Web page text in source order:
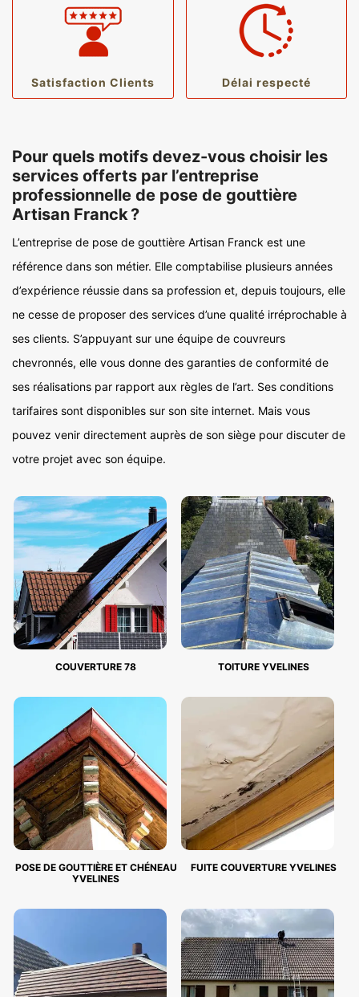
Satisfaction Clients Délai respecté
Pour quels motifs devez-vous choisir les
services offerts par l’entreprise
professionnelle de pose de gouttière
Artisan Franck ?
L’entreprise de pose de gouttière Artisan Franck est une
référence dans son métier. Elle comptabilise plusieurs années
d’expérience réussie dans sa profession et, depuis toujours, elle
ne cesse de proposer des services d’une qualité irréprochable à
ses clients. S’appuyant sur une équipe de couvreurs
chevronnés, elle vous donne des garanties de conformité de
ses réalisations par rapport aux règles de l’art. Ses conditions
tarifaires sont disponibles sur son site internet. Mais vous
pouvez venir directement auprès de son siège pour discuter de
votre projet avec son équipe.
COUVERTURE 78 TOITURE YVELINES
POSE DE GOUTTIÈRE ET CHÉNEAU
YVELINES
FUITE COUVERTURE YVELINES